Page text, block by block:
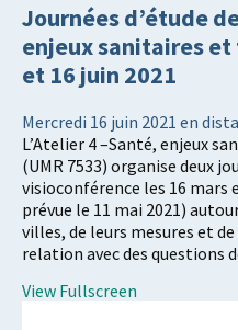
Journées d’étude
enjeux sanitaires
et 16 juin 2021
Mercredi 16 juin 2021 en
L’Atelier 4 –Santé, enjeux
(UMR 7533) organise deux
visioconférence les 16
prévue le 11 mai 2021)
villes, de leurs mesures et
relation avec des questions
View Fullscreen